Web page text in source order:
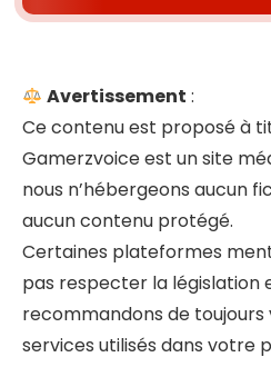
Avertissement :
Ce contenu est proposé à
Gamerzvoice est un site
nous n’hébergeons aucun
aucun contenu protégé.
Certaines plateformes
pas respecter la législation
recommandons de
services utilisés dans votre